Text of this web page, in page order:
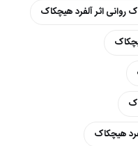
روانی اثر آلفرد هیچکاک
هیچکاک